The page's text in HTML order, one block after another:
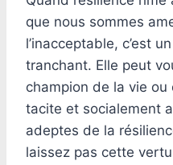
que nous sommes
l’inacceptable, c’est
tranchant. Elle peut
champion de la vie ou
tacite et socialement
adeptes de la
laissez pas cette